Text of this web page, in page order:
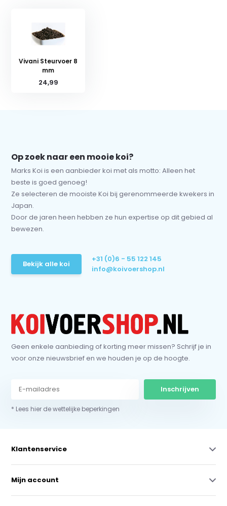
Vivani Steurvoer 8
mm
24,99
Op zoek naar een mooie koi?
Marks Koi is een aanbieder koi met als motto: Alleen het
beste is goed genoeg!
Ze selecteren de mooiste Koi bij gerenommeerde kwekers in
Japan.
Door de jaren heen hebben ze hun expertise op dit gebied al
bewezen.
Bekijk alle koi
+31 (0)6 - 55 122 145
info@koivoershop.nl
Geen enkele aanbieding of korting meer missen? Schrijf je in
voor onze nieuwsbrief en we houden je op de hoogte.
Inschrijven
* Lees hier de wettelijke beperkingen
Klantenservice
Mijn account